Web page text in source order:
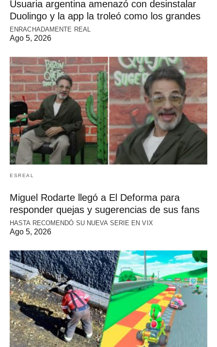
Usuaria argentina amenazó con desinstalar
Duolingo y la app la troleó como los grandes
ENRACHADAMENTE REAL
Ago 5, 2026
ESREAL
Miguel Rodarte llegó a El Deforma para
responder quejas y sugerencias de sus fans
HASTA RECOMENDÓ SU NUEVA SERIE EN VIX
Ago 5, 2026